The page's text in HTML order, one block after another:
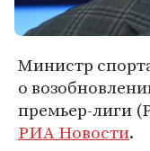
Министр
о
премьер-лиги
РИА Новости.